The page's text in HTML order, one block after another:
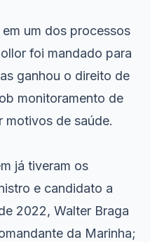
um dos processos
foi mandado para
ganhou o direito de
monitoramento de
motivos de saúde.
já tiveram os
e candidato a
2022, Walter Braga
da Marinha;